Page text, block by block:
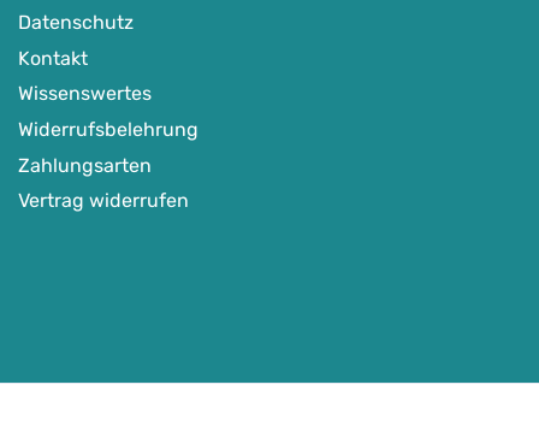
Trans-Slowenien
Arnoldstein, Österreich
Alpenüberquerung, Transalp & Alpencross
Datenschutz
Kontakt
Wissenswertes
Widerrufsbelehrung
Zahlungsarten
Vertrag widerrufen